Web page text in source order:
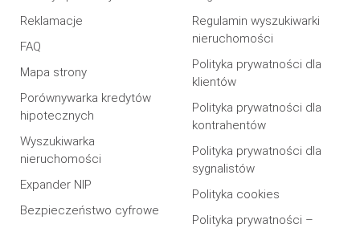
Reklamacje
FAQ
Mapa strony
Porównywarka kredytów
hipotecznych
Wyszukiwarka
nieruchomości
Expander NIP
Bezpieczeństwo cyfrowe
Regulamin wyszukiwarki
nieruchomości
Polityka prywatności dla
klientów
Polityka prywatności dla
kontrahentów
Polityka prywatności dla
sygnalistów
Polityka cookies
Polityka prywatności –